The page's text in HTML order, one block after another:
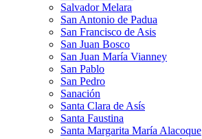
Salvador Melara
San Antonio de Padua
San Francisco de Asis
San Juan Bosco
San Juan María Vianney
San Pablo
San Pedro
Sanación
Santa Clara de Asís
Santa Faustina
Santa Margarita María Alacoque